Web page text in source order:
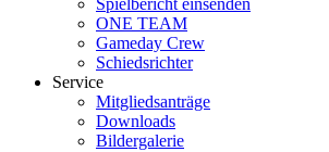
Spielbericht einsenden
ONE TEAM
Gameday Crew
Schiedsrichter
Service
Mitgliedsanträge
Downloads
Bildergalerie